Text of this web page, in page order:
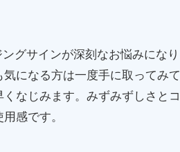
グサインが深刻なお悩みになり
になる方は一度手に取ってみて
なじみます。みずみずしさとコ
感です。